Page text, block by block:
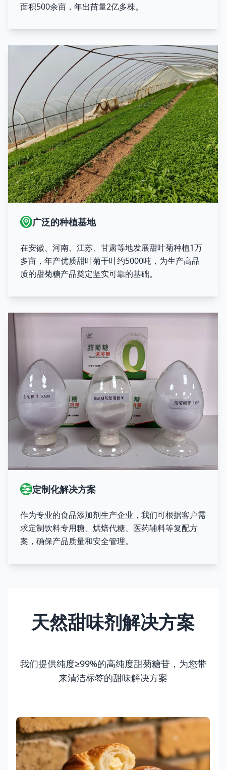
面积500余亩，年出苗量2亿多株。
广泛的种植基地
在安徽、河南、江苏、甘肃等地发展甜叶菊种植1万
多亩，年产优质甜叶菊干叶约5000吨，为生产高品
质的甜菊糖产品奠定坚实可靠的基础。
定制化解决方案
作为专业的食品添加剂生产企业，我们可根据客户需
求定制饮料专用糖、烘焙代糖、医药辅料等复配方
案，确保产品质量和安全管理。
天然甜味剂解决方案
我们提供纯度≥99%的高纯度甜菊糖苷，为您带
来清洁标签的甜味解决方案